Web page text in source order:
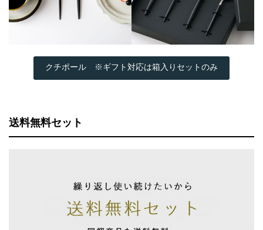
クチポール ※ギフト対応は箱入りセットのみ
送料無料セット